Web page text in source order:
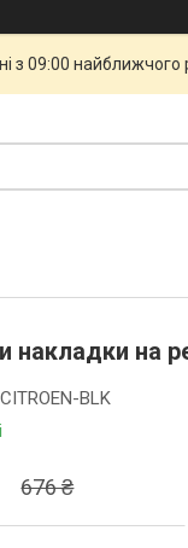
з 09:00 найближчого
накладки на
BLK
676 ₴